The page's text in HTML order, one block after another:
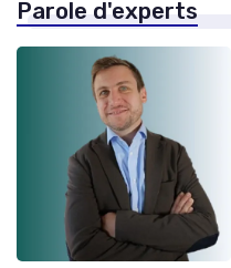
Parole d'experts